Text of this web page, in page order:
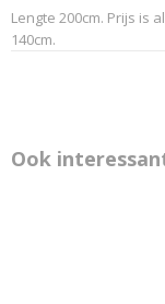
Afmetingen (l,b,h)
200 x 140 x 0 cm
Lengte 200cm. Prijs is
140cm.
Ook